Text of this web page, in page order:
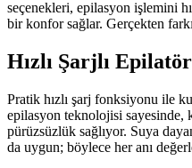
seçenekleri, epilasyon işlemini
bir konfor sağlar. Gerçekten
Hızlı Şarjlı Epilatör
Pratik hızlı şarj fonksiyonu ile
epilasyon teknolojisi sayesinde,
pürüzsüzlük sağlıyor. Suya
da uygun; böylece her anı